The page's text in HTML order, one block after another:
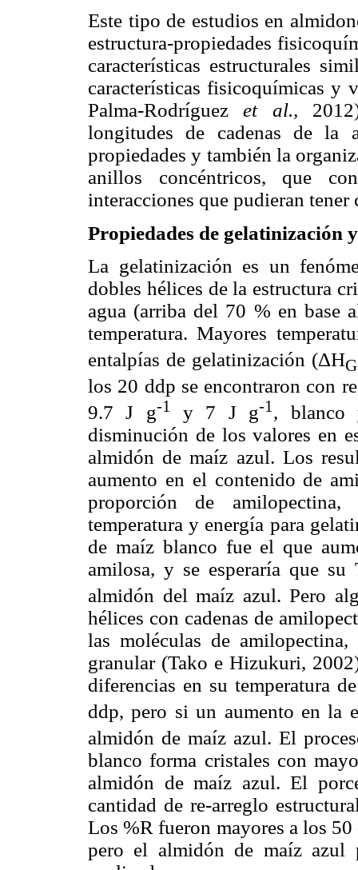
Este tipo de estudios en
estructura-propiedades
características estructurales
características fisicoquímicas y
Palma-Rodríguezet al.,
longitudes de cadenas de la
propiedades y también la
anillos concéntricos, que
interacciones que pudieran tener
Propiedades de gelatinización
La gelatinización es un
dobles hélices de la estructura
agua (arriba del 70 % en base
temperatura. Mayores
entalpías de gelatinización (ΔHG
los 20 ddp se encontraron con
9.7 J g-1 y 7 J g-1 , blanco
disminución de los valores en
almidón de maíz azul. Los
aumento en el contenido de
proporción de
temperatura y energía para
de maíz blanco fue el que
amilosa, y se esperaría que su
almidón del maíz azul. Pero
hélices con cadenas de
las moléculas de
granular (Tako e Hizukuri,
diferencias en su temperatura
ddp, pero si un aumento en la
almidón de maíz azul. El
blanco forma cristales con
almidón de maíz azul. El
cantidad de re-arreglo
Los %R fueron mayores a los
pero el almidón de maíz azul